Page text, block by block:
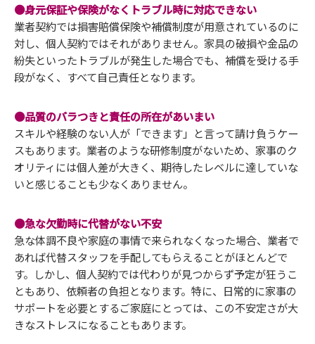
●身元保証や保険がなくトラブル時に対応できない
業者契約では損害賠償保険や補償制度が用意されているのに
対し、個人契約ではそれがありません。家具の破損や金品の
紛失といったトラブルが発生した場合でも、補償を受ける手
段がなく、すべて自己責任となります。
●品質のバラつきと責任の所在があいまい
スキルや経験のない人が「できます」と言って請け負うケー
スもあります。業者のような研修制度がないため、家事のク
オリティには個人差が大きく、期待したレベルに達していな
いと感じることも少なくありません。
●急な欠勤時に代替がない不安
急な体調不良や家庭の事情で来られなくなった場合、業者で
あれば代替スタッフを手配してもらえることがほとんどで
す。しかし、個人契約では代わりが見つからず予定が狂うこ
ともあり、依頼者の負担となります。特に、日常的に家事の
サポートを必要とするご家庭にとっては、この不安定さが大
きなストレスになることもあります。